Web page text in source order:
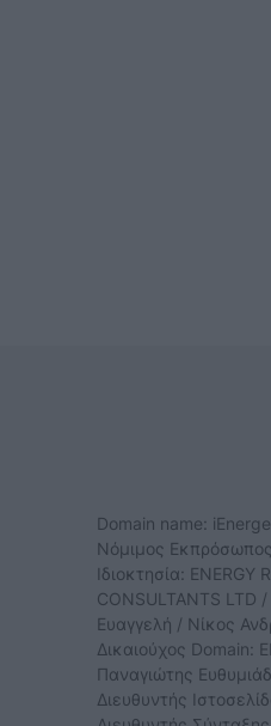
Domain name:
Νόμιμος
Ιδιοκτησία: ENERGY
CONSULTANTS LTD
Ευαγγελή / Νίκος
Δικαιούχος Domain:
Παναγιώτης
Διευθυντής